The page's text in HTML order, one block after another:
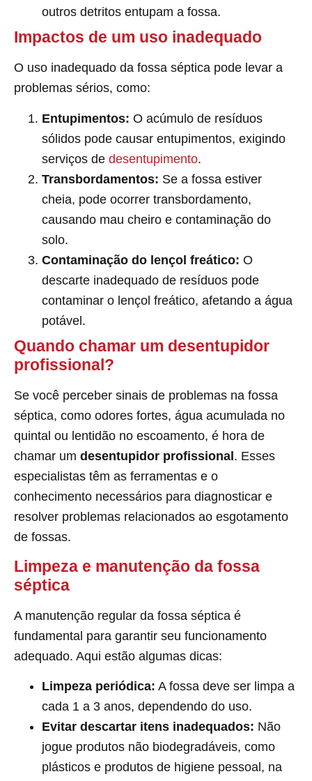
outros detritos entupam a fossa.
Impactos de um uso inadequado
O uso inadequado da fossa séptica pode levar a
problemas sérios, como:
Entupimentos: O acúmulo de resíduos
sólidos pode causar entupimentos, exigindo
serviços de desentupimento.
Transbordamentos: Se a fossa estiver
cheia, pode ocorrer transbordamento,
causando mau cheiro e contaminação do
solo.
Contaminação do lençol freático: O
descarte inadequado de resíduos pode
contaminar o lençol freático, afetando a água
potável.
Quando chamar um desentupidor
profissional?
Se você perceber sinais de problemas na fossa
séptica, como odores fortes, água acumulada no
quintal ou lentidão no escoamento, é hora de
chamar um desentupidor profissional. Esses
especialistas têm as ferramentas e o
conhecimento necessários para diagnosticar e
resolver problemas relacionados ao esgotamento
de fossas.
Limpeza e manutenção da fossa
séptica
A manutenção regular da fossa séptica é
fundamental para garantir seu funcionamento
adequado. Aqui estão algumas dicas:
Limpeza periódica: A fossa deve ser limpa a
cada 1 a 3 anos, dependendo do uso.
Evitar descartar itens inadequados: Não
jogue produtos não biodegradáveis, como
plásticos e produtos de higiene pessoal, na